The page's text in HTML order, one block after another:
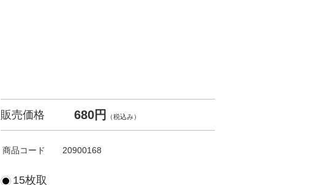
販売価格 680円 （税込み）
商品コード 20900168
15枚取